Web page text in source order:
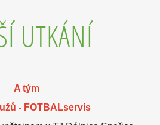
UTKÁNÍ
A tým
- FOTBALservis